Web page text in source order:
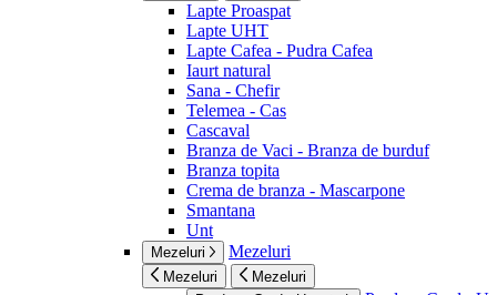
Lapte Proaspat
Lapte UHT
Lapte Cafea - Pudra Cafea
Iaurt natural
Sana - Chefir
Telemea - Cas
Cascaval
Branza de Vaci - Branza de burduf
Branza topita
Crema de branza - Mascarpone
Smantana
Unt
Mezeluri Mezeluri
Mezeluri
Mezeluri